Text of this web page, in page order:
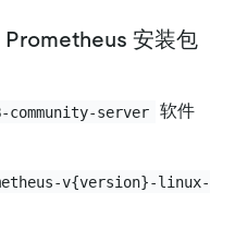
Prometheus 安装包
community-server
软件
v{version}-linux-